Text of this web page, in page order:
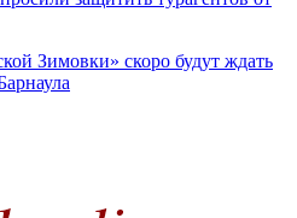
Зимовки» скоро будут ждать